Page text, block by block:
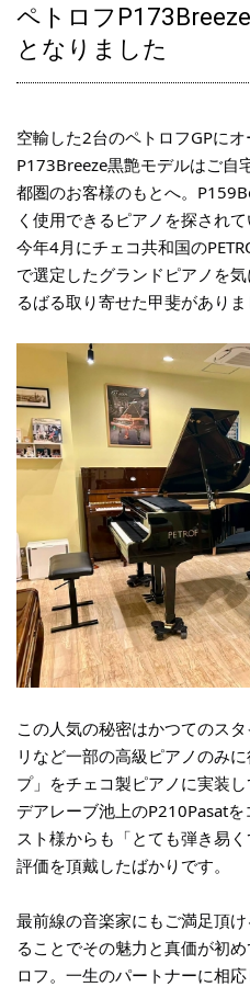
2026.07.12
ペトロフP159Bora黒色艶出モデ
ペトロフP173Breeze黒色艶出モ
BLOG更新/ペトロフP173Breeze
2026.06.17
BLOG更新/ペトロフP159Bora黒
BLOG更新/【PETROF社工場選
P159 Bora 新入荷！
2026.06.05
本日ペトロフP159Bora＆
2026.05.12
BLOG更新/ペトロフP125F1マホ
ート♪
2026.04.12
BLOG更新/ペトロフピアノUP3
律＠東戸塚Sala MASAKA
2026.04.09
2026.04.05
BLOG更新/ペトロフP194Storm
2026.03.28
BLOG更新/ペトロフP194Storm黒
BLOG更新/ペトロフピアノGP4台
♪
ペトロフ
となりました
空輸した2台のペトロフGPに
P173Breeze黒艶モデルはご自
都圏のお客様のもとへ。
く使用できるピアノを探され
今年4月にチェコ共和国の
で選定したグランドピアノを
るばる取り寄せた甲斐がありま
この人気の秘密はかつてのス
リなど一部の高級ピアノのみ
プ」をチェコ製ピアノに実装
デアレーブ池上のP210Pasat
スト様からも「とても弾き易
評価を頂戴したばかりです。
最前線の音楽家にもご満足頂
ることでその魅力と真価が初
ロフ。一生のパートナーに相